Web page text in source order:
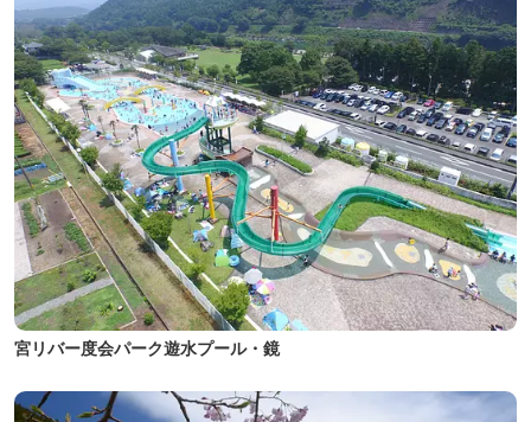
宮リバー度会パーク遊水プール・鏡